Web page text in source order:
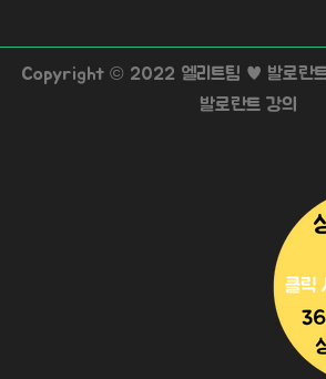
Copyright © 2022 엘리트팀 ♥ 발로란트
발로란트 강의